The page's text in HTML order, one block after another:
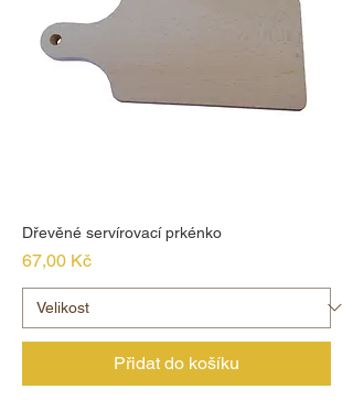
Dřevěné servírovací prkénko
Cena
67,00 Kč
Přidat do košíku